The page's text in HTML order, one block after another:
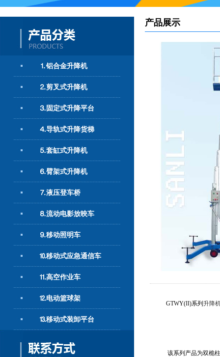
⒈铝合金升降机
⒉剪叉式升降机
⒊固定式升降平台
⒋导轨式升降货梯
⒌套缸式升降机
⒍臂架式升降机
⒎液压登车桥
⒏流动电影放映车
⒐移动照明车
⒑移动式应急通信车
⒒高空作业车
⒓电动篮球架
⒔移动式装卸平台
产品展示
GTWY(II)系列 升降
该系列产品为双桅柱